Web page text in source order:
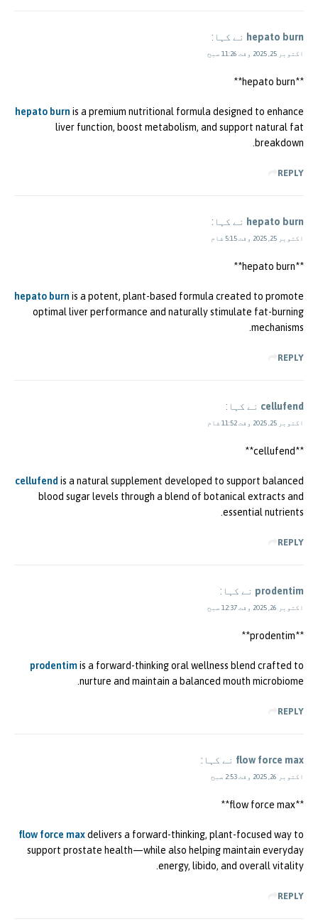
hepato burn نے کہا:
اکتوبر 25, 2025 وقت 11:26 صبح
**hepato burn**
hepato burn is a premium nutritional formula designed to enhance
liver function, boost metabolism, and support natural fat
breakdown.
REPLY
hepato burn نے کہا:
اکتوبر 25, 2025 وقت 5:15 شام
** hepato burn**
hepato burn is a potent, plant-based formula created to promote
optimal liver performance and naturally stimulate fat-burning
mechanisms.
REPLY
cellufend نے کہا:
اکتوبر 25, 2025 وقت 11:52 شام
** cellufend**
cellufend is a natural supplement developed to support balanced
blood sugar levels through a blend of botanical extracts and
essential nutrients.
REPLY
prodentim نے کہا:
اکتوبر 26, 2025 وقت 12:37 صبح
** prodentim**
prodentimis a forward-thinking oral wellness blend crafted to
nurture and maintain a balanced mouth microbiome.
REPLY
flow force max نے کہا:
اکتوبر 26, 2025 وقت 2:53 صبح
**flow force max**
flow force maxdelivers a forward-thinking, plant-focused way to
support prostate health—while also helping maintain everyday
energy, libido, and overall vitality.
REPLY